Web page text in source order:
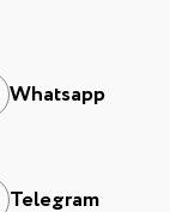
Whatsapp
Telegram